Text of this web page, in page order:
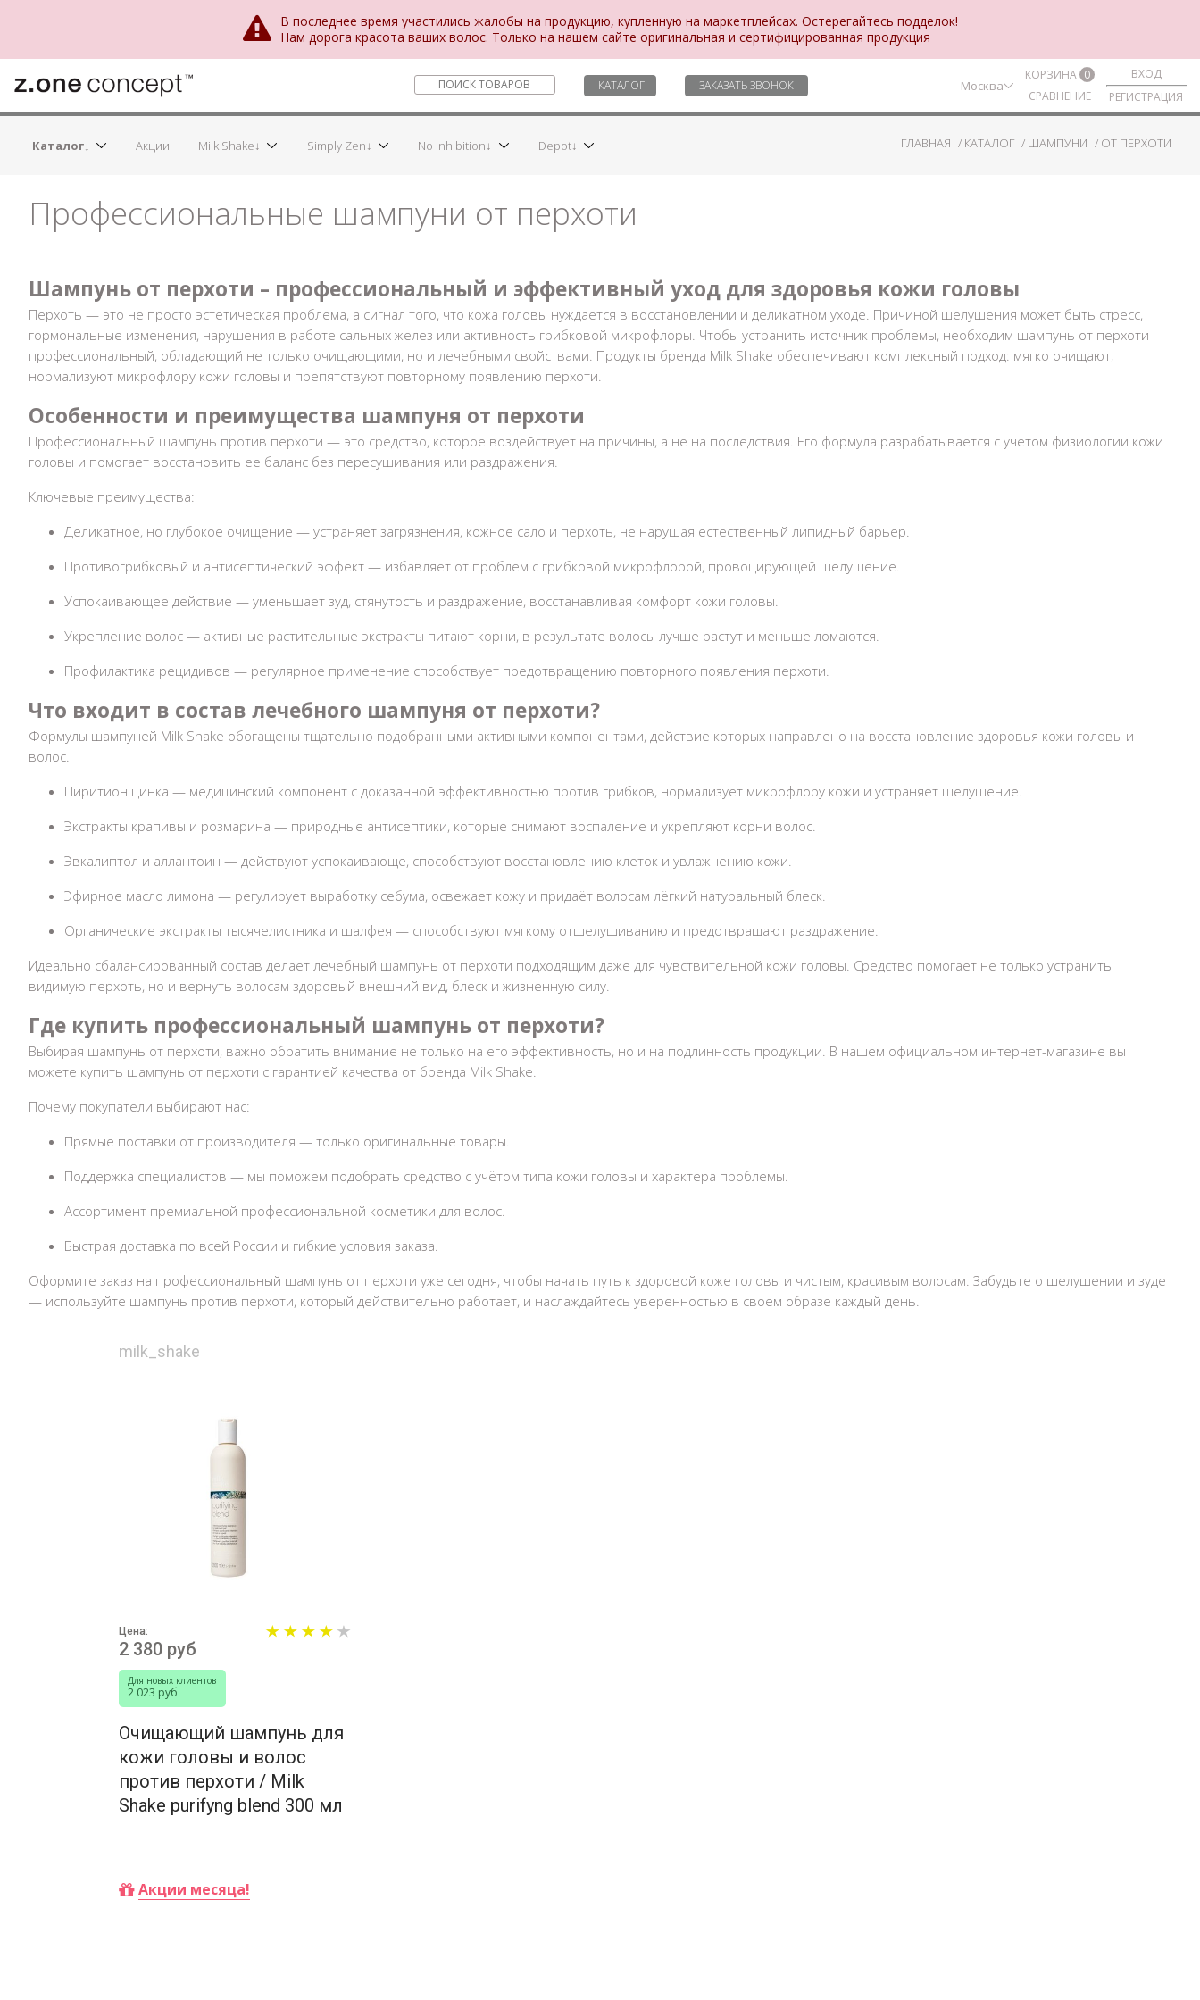
В последнее время участились жалобы на продукцию, купленную на маркетплейсах. Остерегайтесь подделок!
Нам дорога красота ваших волос. Только на нашем сайте оригинальная и сертифицированная продукция
КАТАЛОГ ЗАКАЗАТЬ ЗВОНОК Москва
КОРЗИНА 0
СРАВНЕНИЕ
ВХОД
РЕГИСТРАЦИЯ
Каталог↓ Milk Shake↓ Simply Zen↓ No Inhibition↓ Depot↓
Акции ГЛАВНАЯ КАТАЛОГ ШАМПУНИ ОТ ПЕРХОТИ
Профессиональные шампуни от перхоти
Шампунь от перхоти – профессиональный и эффективный уход для здоровья кожи головы
Перхоть — это не просто эстетическая проблема, а сигнал того, что кожа головы нуждается в восстановлении и деликатном уходе. Причиной шелушения может быть стресс,
гормональные изменения, нарушения в работе сальных желез или активность грибковой микрофлоры. Чтобы устранить источник проблемы, необходим шампунь от перхоти
профессиональный, обладающий не только очищающими, но и лечебными свойствами. Продукты бренда Milk Shake обеспечивают комплексный подход: мягко очищают,
нормализуют микрофлору кожи головы и препятствуют повторному появлению перхоти.
Особенности и преимущества шампуня от перхоти
Профессиональный шампунь против перхоти — это средство, которое воздействует на причины, а не на последствия. Его формула разрабатывается с учетом физиологии кожи
головы и помогает восстановить ее баланс без пересушивания или раздражения.
Ключевые преимущества:
Деликатное, но глубокое очищение — устраняет загрязнения, кожное сало и перхоть, не нарушая естественный липидный барьер.
Противогрибковый и антисептический эффект — избавляет от проблем с грибковой микрофлорой, провоцирующей шелушение.
Успокаивающее действие — уменьшает зуд, стянутость и раздражение, восстанавливая комфорт кожи головы.
Укрепление волос — активные растительные экстракты питают корни, в результате волосы лучше растут и меньше ломаются.
Профилактика рецидивов — регулярное применение способствует предотвращению повторного появления перхоти.
Что входит в состав лечебного шампуня от перхоти?
Формулы шампуней Milk Shake обогащены тщательно подобранными активными компонентами, действие которых направлено на восстановление здоровья кожи головы и
волос.
Пиритион цинка — медицинский компонент с доказанной эффективностью против грибков, нормализует микрофлору кожи и устраняет шелушение.
Экстракты крапивы и розмарина — природные антисептики, которые снимают воспаление и укрепляют корни волос.
Эвкалиптол и аллантоин — действуют успокаивающе, способствуют восстановлению клеток и увлажнению кожи.
Эфирное масло лимона — регулирует выработку себума, освежает кожу и придаёт волосам лёгкий натуральный блеск.
Органические экстракты тысячелистника и шалфея — способствуют мягкому отшелушиванию и предотвращают раздражение.
Идеально сбалансированный состав делает лечебный шампунь от перхоти подходящим даже для чувствительной кожи головы. Средство помогает не только устранить
видимую перхоть, но и вернуть волосам здоровый внешний вид, блеск и жизненную силу.
Где купить профессиональный шампунь от перхоти?
Выбирая шампунь от перхоти, важно обратить внимание не только на его эффективность, но и на подлинность продукции. В нашем официальном интернет-магазине вы
можете купить шампунь от перхоти с гарантией качества от бренда Milk Shake.
Почему покупатели выбирают нас:
Прямые поставки от производителя — только оригинальные товары.
Поддержка специалистов — мы поможем подобрать средство с учётом типа кожи головы и характера проблемы.
Ассортимент премиальной профессиональной косметики для волос.
Быстрая доставка по всей России и гибкие условия заказа.
Оформите заказ на профессиональный шампунь от перхоти уже сегодня, чтобы начать путь к здоровой коже головы и чистым, красивым волосам. Забудьте о шелушении и зуде
— используйте шампунь против перхоти, который действительно работает, и наслаждайтесь уверенностью в своем образе каждый день.
milk_shake
Цена:
2 380 руб
Для новых клиентов
2 023 руб
Очищающий шампунь для
кожи головы и волос
против перхоти / Milk
Shake purifyng blend 300 мл
Акции месяца!